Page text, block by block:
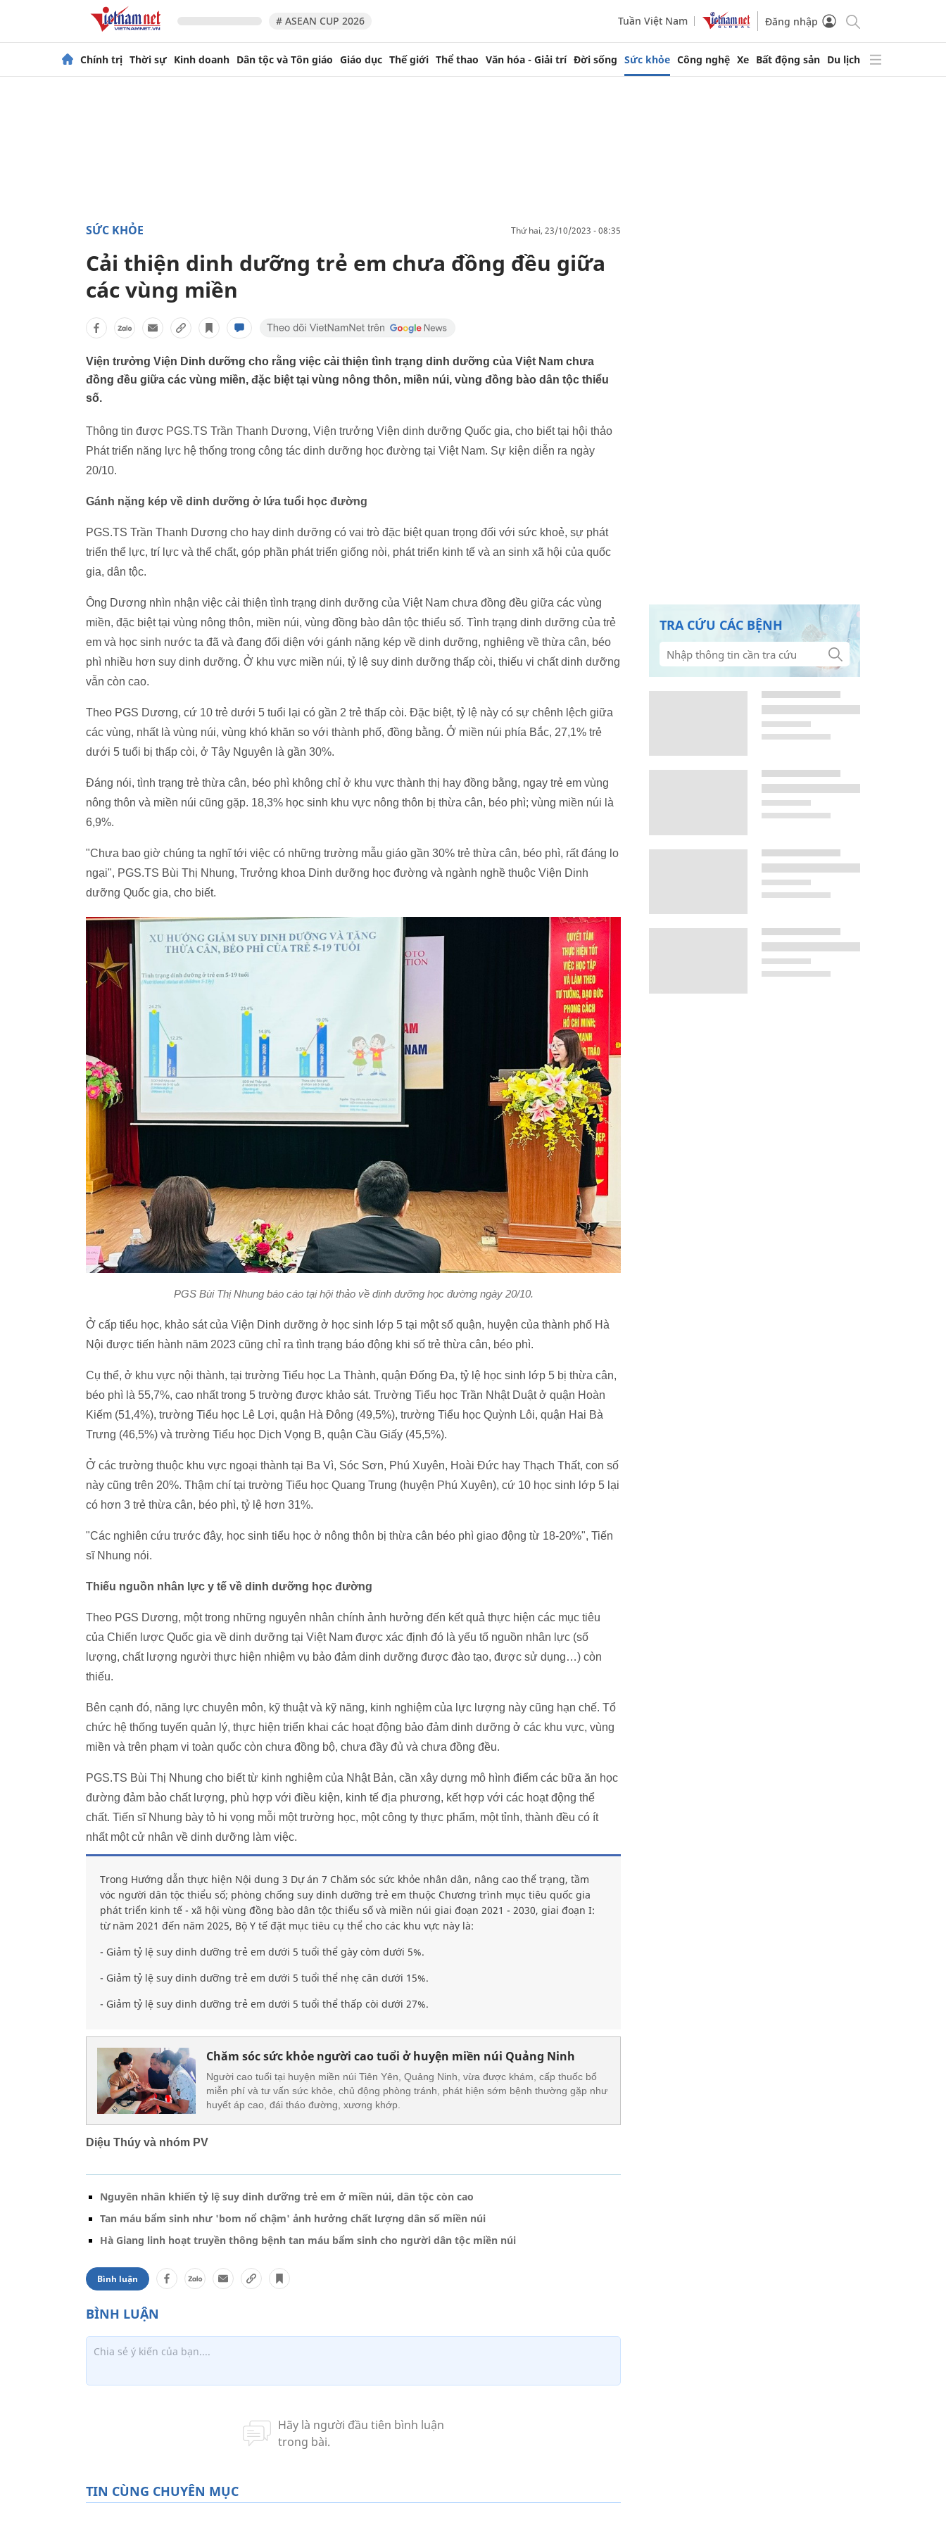
# ASEAN CUP 2026 Tuần Việt Nam Đăng nhập
Chính trị Thời sự Kinh doanh Dân tộc và Tôn giáo Giáo dục Thế giới Thể thao Văn hóa - Giải trí Đời sống Sức khỏe Công nghệ Xe Bất động sản Du lịch
SỨC KHỎE thứ hai, 23/10/2023 - 08:35
Cải thiện dinh dưỡng trẻ em chưa đồng đều giữa
các vùng miền
Viện trưởng Viện Dinh dưỡng cho rằng việc cải thiện tình trạng dinh dưỡng của Việt Nam chưa
đồng đều giữa các vùng miền, đặc biệt tại vùng nông thôn, miền núi, vùng đồng bào dân tộc thiểu
số.
Thông tin được PGS.TS Trần Thanh Dương, Viện trưởng Viện dinh dưỡng Quốc gia, cho biết tại hội thảo
Phát triển năng lực hệ thống trong công tác dinh dưỡng học đường tại Việt Nam. Sự kiện diễn ra ngày
20/10.
Gánh nặng kép về dinh dưỡng ở lứa tuổi học đường
PGS.TS Trần Thanh Dương cho hay dinh dưỡng có vai trò đặc biệt quan trọng đối với sức khoẻ, sự phát
triển thể lực, trí lực và thể chất, góp phần phát triển giống nòi, phát triển kinh tế và an sinh xã hội của quốc
gia, dân tộc.
Ông Dương nhìn nhận việc cải thiện tình trạng dinh dưỡng của Việt Nam chưa đồng đều giữa các vùng
miền, đặc biệt tại vùng nông thôn, miền núi, vùng đồng bào dân tộc thiểu số. Tình trạng dinh dưỡng của trẻ
em và học sinh nước ta đã và đang đối diện với gánh nặng kép về dinh dưỡng, nghiêng về thừa cân, béo
phì nhiều hơn suy dinh dưỡng. Ở khu vực miền núi, tỷ lệ suy dinh dưỡng thấp còi, thiếu vi chất dinh dưỡng
vẫn còn cao.
Theo PGS Dương, cứ 10 trẻ dưới 5 tuổi lại có gần 2 trẻ thấp còi. Đặc biệt, tỷ lệ này có sự chênh lệch giữa
các vùng, nhất là vùng núi, vùng khó khăn so với thành phố, đồng bằng. Ở miền núi phía Bắc, 27,1% trẻ
dưới 5 tuổi bị thấp còi, ở Tây Nguyên là gần 30%.
Đáng nói, tình trạng trẻ thừa cân, béo phì không chỉ ở khu vực thành thị hay đồng bằng, ngay trẻ em vùng
nông thôn và miền núi cũng gặp. 18,3% học sinh khu vực nông thôn bị thừa cân, béo phì; vùng miền núi là
6,9%.
"Chưa bao giờ chúng ta nghĩ tới việc có những trường mẫu giáo gần 30% trẻ thừa cân, béo phì, rất đáng lo
ngại", PGS.TS Bùi Thị Nhung, Trưởng khoa Dinh dưỡng học đường và ngành nghề thuộc Viện Dinh
dưỡng Quốc gia, cho biết.
PGS Bùi Thị Nhung báo cáo tại hội thảo về dinh dưỡng học đường ngày 20/10.
Ở cấp tiểu học, khảo sát của Viện Dinh dưỡng ở học sinh lớp 5 tại một số quận, huyện của thành phố Hà
Nội được tiến hành năm 2023 cũng chỉ ra tình trạng báo động khi số trẻ thừa cân, béo phì.
Cụ thể, ở khu vực nội thành, tại trường Tiểu học La Thành, quận Đống Đa, tỷ lệ học sinh lớp 5 bị thừa cân,
béo phì là 55,7%, cao nhất trong 5 trường được khảo sát. Trường Tiểu học Trần Nhật Duật ở quận Hoàn
Kiếm (51,4%), trường Tiểu học Lê Lợi, quận Hà Đông (49,5%), trường Tiểu học Quỳnh Lôi, quận Hai Bà
Trưng (46,5%) và trường Tiểu học Dịch Vọng B, quận Cầu Giấy (45,5%).
Ở các trường thuộc khu vực ngoại thành tại Ba Vì, Sóc Sơn, Phú Xuyên, Hoài Đức hay Thạch Thất, con số
này cũng trên 20%. Thậm chí tại trường Tiểu học Quang Trung (huyện Phú Xuyên), cứ 10 học sinh lớp 5 lại
có hơn 3 trẻ thừa cân, béo phì, tỷ lệ hơn 31%.
"Các nghiên cứu trước đây, học sinh tiểu học ở nông thôn bị thừa cân béo phì giao động từ 18-20%", Tiến
sĩ Nhung nói.
Thiếu nguồn nhân lực y tế về dinh dưỡng học đường
Theo PGS Dương, một trong những nguyên nhân chính ảnh hưởng đến kết quả thực hiện các mục tiêu
của Chiến lược Quốc gia về dinh dưỡng tại Việt Nam được xác định đó là yếu tố nguồn nhân lực (số
lượng, chất lượng người thực hiện nhiệm vụ bảo đảm dinh dưỡng được đào tạo, được sử dụng…) còn
thiếu.
Bên cạnh đó, năng lực chuyên môn, kỹ thuật và kỹ năng, kinh nghiệm của lực lượng này cũng hạn chế. Tổ
chức hệ thống tuyến quản lý, thực hiện triển khai các hoạt động bảo đảm dinh dưỡng ở các khu vực, vùng
miền và trên phạm vi toàn quốc còn chưa đồng bộ, chưa đầy đủ và chưa đồng đều.
PGS.TS Bùi Thị Nhung cho biết từ kinh nghiệm của Nhật Bản, cần xây dựng mô hình điểm các bữa ăn học
đường đảm bảo chất lượng, phù hợp với điều kiện, kinh tế địa phương, kết hợp với các hoạt động thể
chất. Tiến sĩ Nhung bày tỏ hi vọng mỗi một trường học, một công ty thực phẩm, một tỉnh, thành đều có ít
nhất một cử nhân về dinh dưỡng làm việc.
Trong Hướng dẫn thực hiện Nội dung 3 Dự án 7 Chăm sóc sức khỏe nhân dân, nâng cao thể trạng, tầm
vóc người dân tộc thiểu số; phòng chống suy dinh dưỡng trẻ em thuộc Chương trình mục tiêu quốc gia
phát triển kinh tế - xã hội vùng đồng bào dân tộc thiểu số và miền núi giai đoạn 2021 - 2030, giai đoạn I:
từ năm 2021 đến năm 2025, Bộ Y tế đặt mục tiêu cụ thể cho các khu vực này là:
- Giảm tỷ lệ suy dinh dưỡng trẻ em dưới 5 tuổi thể gày còm dưới 5%.
- Giảm tỷ lệ suy dinh dưỡng trẻ em dưới 5 tuổi thể nhẹ cân dưới 15%.
- Giảm tỷ lệ suy dinh dưỡng trẻ em dưới 5 tuổi thể thấp còi dưới 27%.
Chăm sóc sức khỏe người cao tuổi ở huyện miền núi Quảng Ninh
Người cao tuổi tại huyện miền núi Tiên Yên, Quảng Ninh, vừa được khám, cấp thuốc bổ
miễn phí và tư vấn sức khỏe, chủ động phòng tránh, phát hiện sớm bệnh thường gặp như
huyết áp cao, đái tháo đường, xương khớp.
Diệu Thúy và nhóm PV
TRA CỨU CÁC BỆNH
Nguyên nhân khiến tỷ lệ suy dinh dưỡng trẻ em ở miền núi, dân tộc còn cao
Tan máu bẩm sinh như 'bom nổ chậm' ảnh hưởng chất lượng dân số miền núi
Hà Giang linh hoạt truyền thông bệnh tan máu bẩm sinh cho người dân tộc miền núi
Bình luận
TIN CÙNG CHUYÊN MỤC